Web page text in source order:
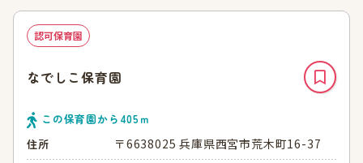
認可保育園
なでしこ保育園
この保育園から 405ｍ
住所
〒6638025 兵庫県西宮市荒木町16-37